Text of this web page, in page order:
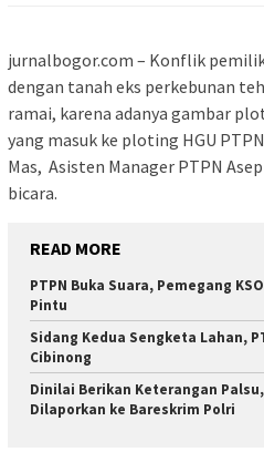
jurnalbogor.com – Konflik
dengan tanah eks perkebunan
ramai, karena adanya gambar
yang masuk ke ploting HGU
Mas, Asisten Manager PTPN
bicara.
READ MORE
PTPN Buka Suara, Pemegang
Pintu
Sidang Kedua Sengketa Lahan,
Cibinong
Dinilai Berikan Keterangan
Dilaporkan ke Bareskrim Polri